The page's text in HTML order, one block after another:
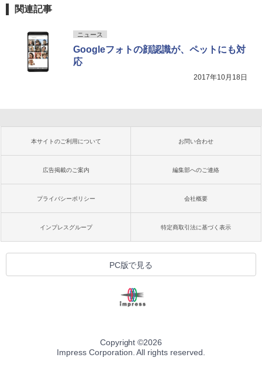
関連記事
ニュース
Googleフォトの顔認識が、ペットにも対
応
2017年10月18日
本サイトのご利用について お問い合わせ
広告掲載のご案内 編集部へのご連絡
プライバシーポリシー 会社概要
インプレスグループ 特定商取引法に基づく表示
PC版で見る
Copyright ©2026
Impress Corporation. All rights reserved.